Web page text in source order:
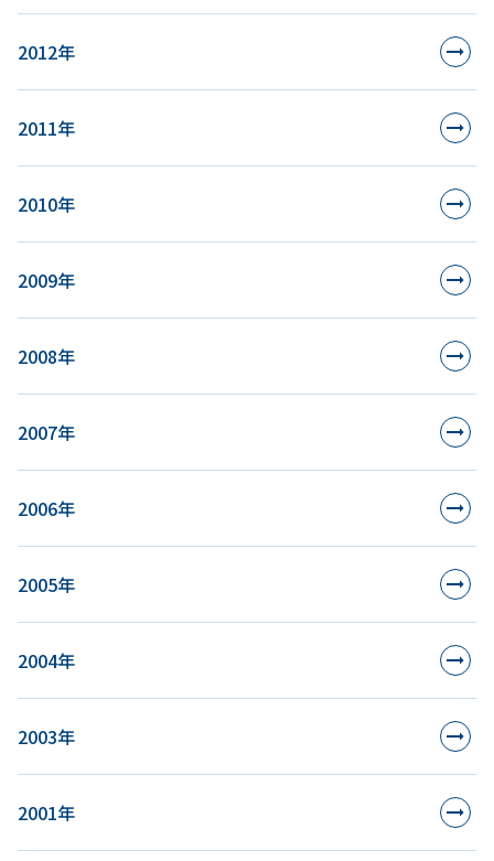
2012年
2011年
2010年
2009年
2008年
2007年
2006年
2005年
2004年
2003年
2001年